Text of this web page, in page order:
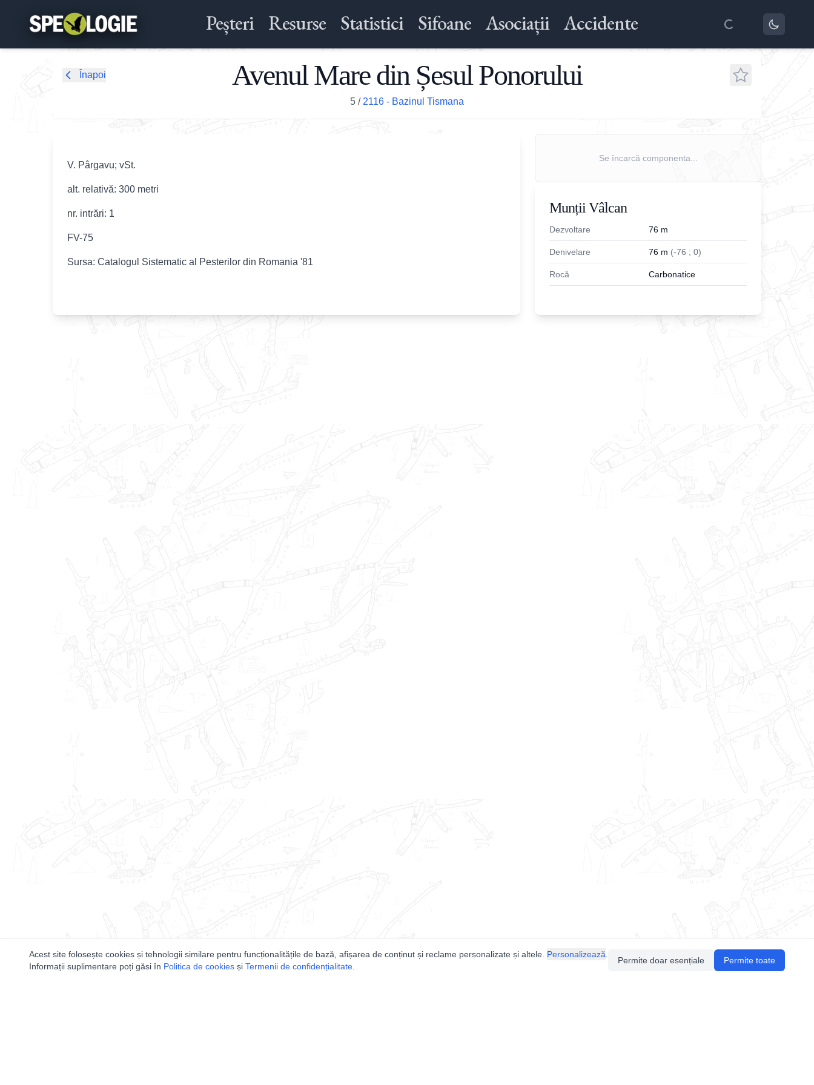
Peșteri Resurse Statistici Sifoane Asociații Accidente
Înapoi Avenul Mare din Șesul Ponorului
5 / 2116 - Bazinul Tismana
V. Pârgavu; vSt.
alt. relativă: 300 metri
nr. intrări: 1
FV-75
Sursa: Catalogul Sistematic al Pesterilor din Romania '81
Se încarcă componenta...
Munții Vâlcan
Dezvoltare 76 m
Denivelare 76 m (-76 ; 0)
Rocă Carbonatice
Acest site folosește cookies și tehnologii similare pentru funcționalitățile de bază, afișarea de conținut și reclame personalizate și altele. Personalizează
Informații suplimentare poți găsi în Politica de cookies și Termenii de confidențialitate
Permite doar esențiale Permite toate